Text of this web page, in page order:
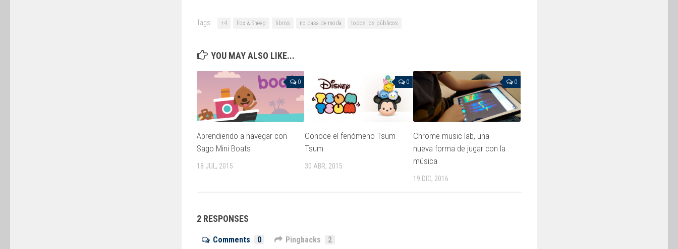
Tags: +4 Fox & Sheep libros no pasa de moda todos los públicos
YOU MAY ALSO LIKE...
0
Aprendiendo a navegar con
Sago Mini Boats
18 JUL, 2015
0
Conoce el fenómeno Tsum
Tsum
30 ABR, 2015
0
Chrome music lab, una
nueva forma de jugar con la
música
19 DIC, 2016
2 RESPONSES
Comments 0 Pingbacks 2